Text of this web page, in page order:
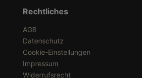
Rechtliches
AGB
Datenschutz
Cookie-Einstellungen
Impressum
Widerrufsrecht